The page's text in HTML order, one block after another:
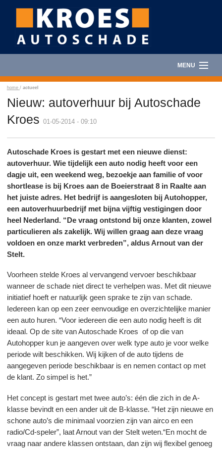
MENU
HOME
AUTORUITSCHADE
CARAVANHERSTEL
AUTOVERHUUR
FOTOALBUM
CONTACT
home / actueel
Nieuw: autoverhuur bij Autoschade
Kroes 01-05-2014 - 09:10
Autoschade Kroes is gestart met een nieuwe dienst:
autoverhuur. Wie tijdelijk een auto nodig heeft voor een
dagje uit, een weekend weg, bezoekje aan familie of voor
shortlease is bij Kroes aan de Boeierstraat 8 in Raalte aan
het juiste adres. Het bedrijf is aangesloten bij Autohopper,
een autoverhuurbedrijf met bijna vijftig vestigingen door
heel Nederland. “De vraag ontstond bij onze klanten, zowel
particulieren als zakelijk. Wij willen graag aan deze vraag
voldoen en onze markt verbreden”, aldus Arnout van der
Stelt.
Voorheen stelde Kroes al vervangend vervoer beschikbaar
wanneer de schade niet direct te verhelpen was. Met dit nieuwe
initiatief hoeft er natuurlijk geen sprake te zijn van schade.
Iedereen kan op een zeer eenvoudige en overzichtelijke manier
een auto huren. “Voor iedereen die een auto nodig heeft is dit
ideaal. Op de site van Autoschade Kroes of op die van
Autohopper kun je aangeven over welk type auto je voor welke
periode wilt beschikken. Wij kijken of de auto tijdens de
aangegeven periode beschikbaar is en nemen contact op met
de klant. Zo simpel is het.”
Het concept is gestart met twee auto’s: één die zich in de A-
klasse bevindt en een ander uit de B-klasse. “Het zijn nieuwe en
schone auto’s die minimaal voorzien zijn van airco en een
radio/Cd-speler”, laat Arnout van der Stelt weten.“En mocht de
vraag naar andere klassen ontstaan, dan zijn wij flexibel genoeg